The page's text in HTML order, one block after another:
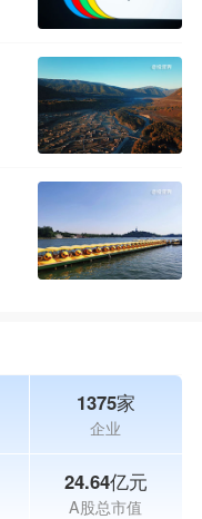
1375家
企业
24.64亿元
A股总市值